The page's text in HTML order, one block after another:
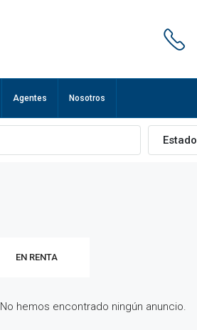
Agentes Nosotros
Estado
EN RENTA
No hemos encontrado ningún anuncio.